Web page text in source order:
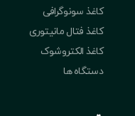
کاغذ سونوگرافی
کاغذ فتال مانیتوری
کاغذ الکتروشوک
دستگاه ها